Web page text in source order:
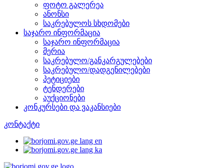
ფოტო გალერეა
ანონსი
საკრებულოს სხდომები
საჯარო ინფორმაცია
საჯარო ინფორმაცია
მერია
საკრებულო/განკარგულებები
საკრებულო/დადგენილებები
პეტიციები
ტენდერები
აუქციონები
კონკურსები და ვაკანსიები
კონტაქტი